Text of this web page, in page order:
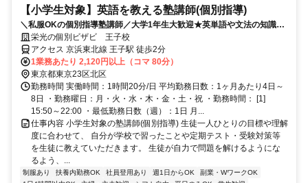
【小学生対象】英語を教える塾講師(個別指導)
＼私服OKの個別指導塾講師／大学1年生大歓迎★英単語や文法の知識を
活かそう♪教えることが好きな方歓迎！
栄光の個別ビザビ 王子校
アクセス 京浜東北線 王子駅 徒歩2分
1業務あたり 2,120円以上（コマ 80分）
東京都東京23区北区
勤務時間 実働時間：1時間20分/日 平均勤務日数：1ヶ月あたり4日～
8日 ・勤務曜日：月・火・水・木・金・土・祝 ・勤務時間： [1]
15:50～22:00 ・最低勤務日数（週）：1日 月...
仕事内容 小学生対象の塾講師(個別指導) 生徒一人ひとりの目標や理解
度に合わせて、 自分が学校で習ったことや定期テスト・受験対策等
を生徒に教えていただきます。 生徒が自力で問題を解けるようにな
るよう、...
制服あり 扶養内勤務OK 社員登用あり 週1日からOK
副業・WワークOK